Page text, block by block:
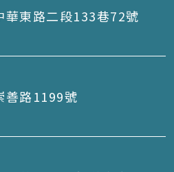
東路二段133巷72號
善路1199號